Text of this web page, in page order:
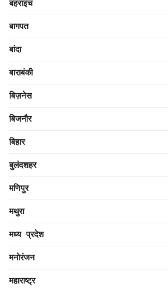
बहराइच
बागपत
बांदा
बाराबंकी
बिज़नेस
बिजनौर
बिहार
बुलंदशहर
मणिपुर
मथुरा
मध्य प्रदेश
मनोरंजन
महाराष्ट्र